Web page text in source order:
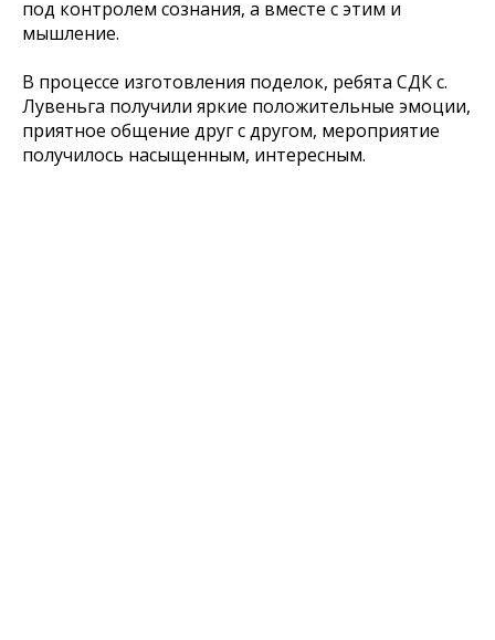
под контролем сознания, а вместе с этим и
мышление.
В процессе изготовления поделок, ребята СДК с.
Лувеньга получили яркие положительные эмоции,
приятное общение друг с другом, мероприятие
получилось насыщенным, интересным.